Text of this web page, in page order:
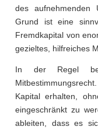
des aufnehmenden
Grund ist eine
Fremdkapital von
gezieltes, hilfreiches
In der Regel
Kapital erhalten,
eingeschränkt zu
ableiten, dass es